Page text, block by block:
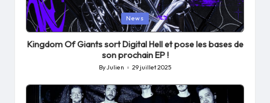
Posted
in
News
Kingdom Of Giants sort Digital Hell et pose les bases de
son prochain EP !
Posted
by
ByJulien 29 juillet 2025